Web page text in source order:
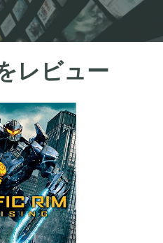
レビュー